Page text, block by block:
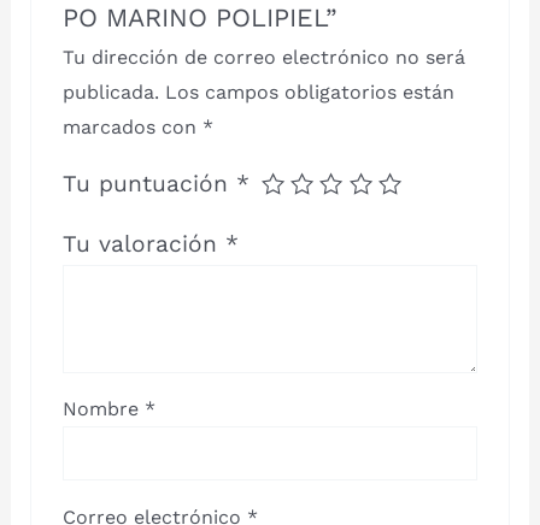
PO MARINO POLIPIEL”
Tu dirección de correo electrónico no será
publicada. Los campos obligatorios están
marcados con *
Tu puntuación *
Tu valoración *
Nombre *
Correo electrónico *